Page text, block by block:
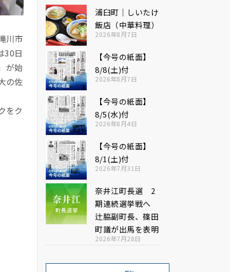
川市
30日
が始
の佐
をク
浦臼町｜しいたけ
飯店（中華料理）
2026年8月7日
【今号の紙面】
8/8(土)付
2026年8月7日
【今号の紙面】
8/5(水)付
2026年8月4日
【今号の紙面】
8/1(土)付
2026年7月31日
奈井江町長選 2
期連続選挙戦へ
辻脇副町長、篠田
町議が出馬を表明
2026年7月28日